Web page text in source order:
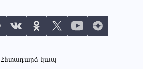
Հետադարձ կապ